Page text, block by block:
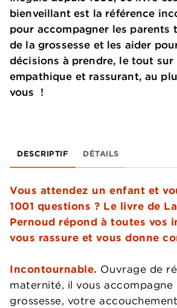
bienveillant est la référence
pour accompagner les parents
de la grossesse et les aider
décisions à prendre, le tout sur
empathique et rassurant, au
vous !
DESCRIPTIF DÉTAILS
Vous attendez un enfant et
1001 questions ? Le livre de
Pernoud répond à toutes vos
vous rassure et vous donne
Incontournable. Ouvrage de
maternité, il vous
grossesse, votre